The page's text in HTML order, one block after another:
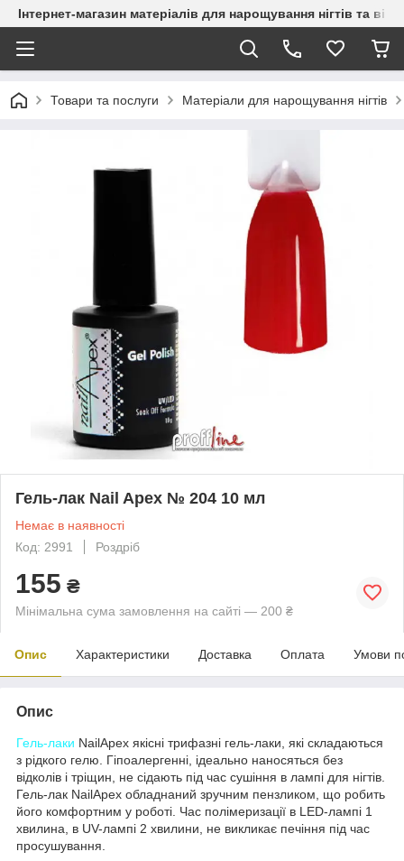
Інтернет-магазин матеріалів для нарощування нігтів та вій
Товари та послуги Матеріали для нарощування нігтів
Гель-лак Nail Apex № 204 10 мл
Немає в наявності
Код: 2991
Роздріб
155 ₴
Мінімальна сума замовлення на сайті — 200 ₴
Опис Характеристики Доставка Оплата Умови
Опис
Гель-лаки NailApex якісні трифазні гель-лаки, які складаються
з рідкого гелю. Гіпоалергенні, ідеально наносяться без
відколів і тріщин, не сідають під час сушіння в лампі для нігтів.
Гель-лак NailApex обладнаний зручним пензликом, що робить
його комфортним у роботі. Час полімеризації в LED-лампі 1
хвилина, в UV-лампі 2 хвилини, не викликає печіння під час
просушування.